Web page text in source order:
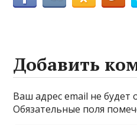
Добавить
Ваш адрес email не будет
Обязательные поля